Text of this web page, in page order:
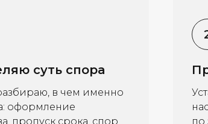
суть спора
в чем именно
оформление
пропуск срока, спор
по